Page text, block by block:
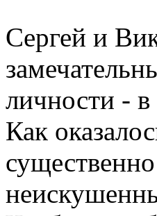
Сергей и
личности - в
Как